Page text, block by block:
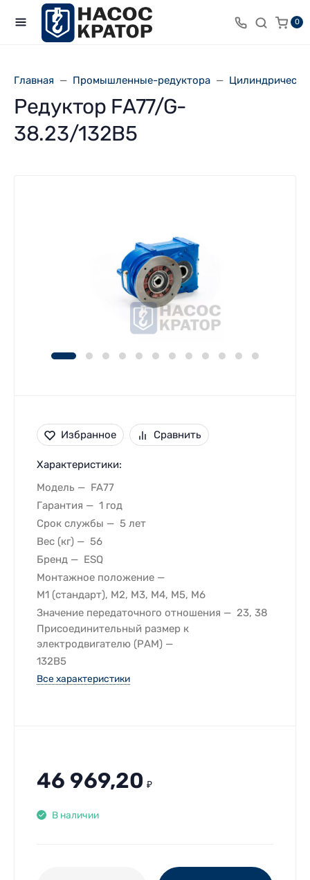
0
Главная Промышленные-редуктора
Редуктор FA77/G-
38.23/132B5
Избранное Сравнить
Характеристики:
Модель
FA77
Гарантия
1 год
Срок службы
5 лет
Вес (кг)
56
Бренд
ESQ
Монтажное положение
M1 (стандарт), M2, M3, M4, M5, M6
Значение передаточного отношения
23, 38
Присоединительный размер к
электродвигателю (РАМ)
132B5
Все характеристики
46 969,20 ₽
В наличии